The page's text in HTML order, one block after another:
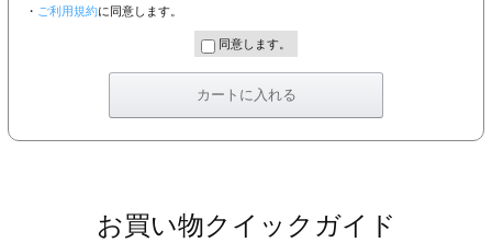
・ ご利用規約に同意します。
同意します。
お買い物クイックガイド